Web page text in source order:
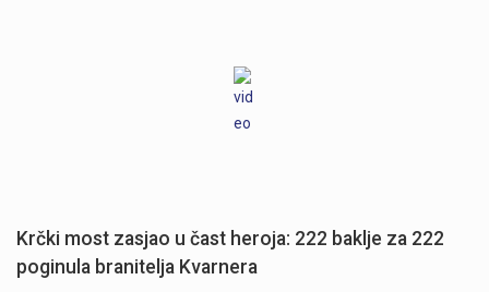
Krčki most zasjao u čast heroja: 222 baklje za 222
poginula branitelja Kvarnera